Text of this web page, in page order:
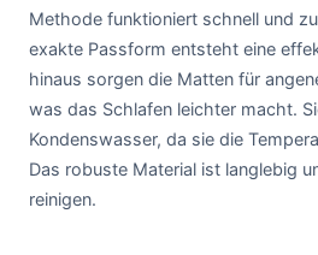
Methode funktioniert schnell und
exakte Passform entsteht eine
hinaus sorgen die Matten für
was das Schlafen leichter macht.
Kondenswasser, da sie die
Das robuste Material ist langlebig
reinigen.